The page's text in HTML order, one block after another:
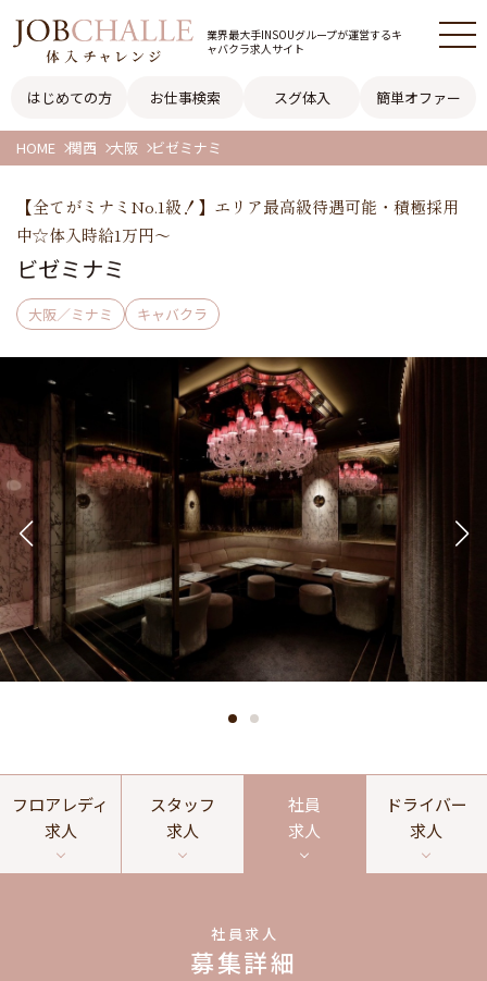
業界最大手INSOUグループが運営するキ
ャバクラ求人サイト
はじめての方 お仕事検索 スグ体入 簡単オファー
HOME 関西 大阪 ビゼミナミ
【全てがミナミNo.1級！】エリア最高級待遇可能・積極採用
中☆体入時給1万円～
ビゼミナミ
大阪／ミナミ キャバクラ
フロアレディ
求人
スタッフ
求人
社員
求人
ドライバー
求人
社員求人
募集詳細